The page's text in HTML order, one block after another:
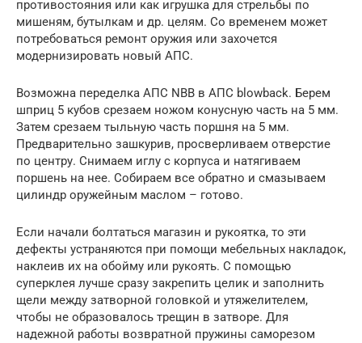
противостояния или как игрушка для стрельбы по
мишеням, бутылкам и др. целям. Со временем может
потребоваться ремонт оружия или захочется
модернизировать новый АПС.
Возможна переделка АПС NBB в АПС blowback. Берем
шприц 5 кубов срезаем ножом конусную часть на 5 мм.
Затем срезаем тыльную часть поршня на 5 мм.
Предварительно зашкурив, просверливаем отверстие
по центру. Снимаем иглу с корпуса и натягиваем
поршень на нее. Собираем все обратно и смазываем
цилиндр оружейным маслом – готово.
Если начали болтаться магазин и рукоятка, то эти
дефекты устраняются при помощи мебельных накладок,
наклеив их на обойму или рукоять. С помощью
суперклея лучше сразу закрепить целик и заполнить
щели между затворной головкой и утяжелителем,
чтобы не образовалось трещин в затворе. Для
надежной работы возвратной пружины саморезом